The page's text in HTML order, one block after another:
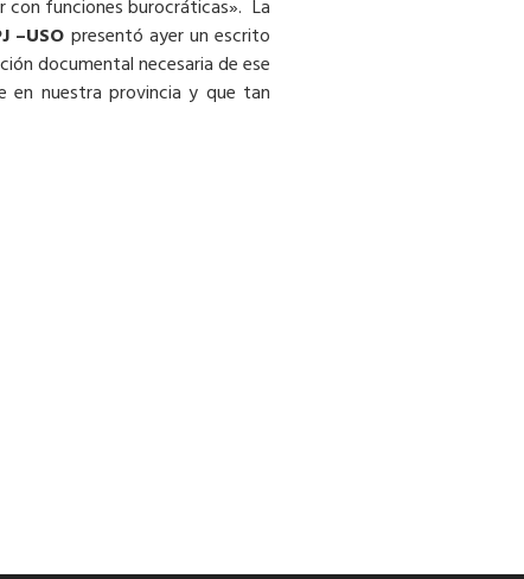
con funciones burocráticas». La
–USO presentó ayer un escrito
documental necesaria de ese
nuestra provincia y que tan